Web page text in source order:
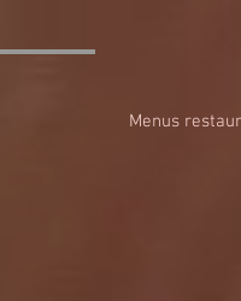
Menus